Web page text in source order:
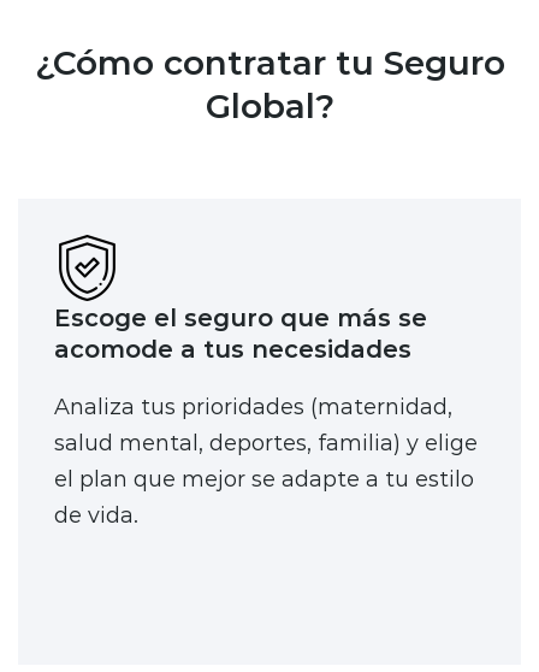
¿Cómo contratar tu Seguro
Global?
Escoge el seguro que más se
acomode a tus necesidades
Analiza tus prioridades (maternidad,
salud mental, deportes, familia) y elige
el plan que mejor se adapte a tu estilo
de vida.